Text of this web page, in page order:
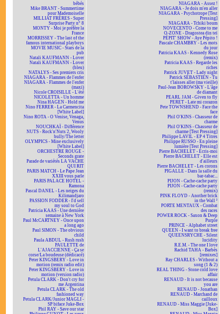
bébés
Mike BRANT - Summertime
pour Mademoiselle
MILLIAT FRÈRES - Super
Surprise Party n° 8
MONTY - Moi je préfère la
France
MORRISSEY - The last of the
famous international playboys
MOVIE MUSIC - Stars de la
pub
Natali KAUFMANN - Lover
Natali KAUFMANN - Lover
(bleu)
NATALYS - Ses premiers cris
NIAGARA - Flammes de l'enfer
NIAGARA - Flammes de l'enfer
(maxi)
Nicole CROISILLE - L'été
NICOLETTA - Un homme
Nina HAGEN - Hold me
Nino FERRER - La Carmencita
[White Label]
Nino ROTA - O Venise, Venaga,
Venus
NOUCHKAÏ - Différence
NUTS - Rock'n'Nuts 2, Wooly
bully/The letter
OLYMPICS - Mine exclusively
[White Label]
ORCHESTRE ROUGE -
Seconds grate
Parade de variétés LA VACHE
QUI RIT
PARIS MATCH - Le Pape Jean
XXIII vous parle
PARIS PALACE HOTEL -
Ramona
Pascal DANEL - Les neiges du
Kilimandjaro
PASSION FODDER - I'd sell
my soul to God
Patricia KAAS - Une dernière
semaine à New York
Paul McCARTNEY - Once upon
a long ago
Paul SIMON - The obvious
child
Paula ABDUL - Rush rush
PAULETTE de
L'AJACCIENNE - Ça se
corse/La boudeuse (dédicacé)
Peter KINGSBERY - Love in
motion (remix radio edit)
Peter KINGSBERY - Love in
motion (version radio)
Petula CLARK - Don't cry for
me Argentina
Petula CLARK - The old
fashioned way
Petula CLARK/Junior MAGLI -
SP biface Juke-Box
Phil RAY - Save our star
NIAGARA - Assez !
NIAGARA - Je dois m'en aller
NIAGARA - Psychotrope [Test
Pressing]
NIAGARA - Tchiki boum
NOVECENTO - Come to me
O-ZONE - Dragostea din teï
PÉPIT' SHOW - Aye Pépito !
Pascale CHAMBRY - Les mots
du jour
Patricia KAAS - Kennedy Rose
(remix)
Patricia KAAS - Regarde les
riches
Patrick JUVET - Lady night
Patrick SÉBASTIEN - Tu
t'laisses aller (ma vieille)
Paul-Jean BOROWSKY - L'âge
de diamant
PEARL JAM - Given to fly
PERET - Late mi corazon
Pete TOWNSHEND - Face the
face
Phil O'KINS - Chasseur de
charme
Phil O'KINS - Chasseur de
charme [Test Pressing]
Philippe LAVIL - EP 4 Titres
Philippe RUSSO - En pleine
lumière [Test Pressing]
Pierre BACHELET - Écris-moi
Pierre BACHELET - Elle est
d'ailleurs
Pierre BACHELET - Les corons
PIGALLE - Dans la salle du
bar-tabac...
PIJON - Cache-cache party
PIJON - Cache-cache party
(remix)
PINK FLOYD - Another brick
in the Wall ²
PORTE MENTAUX - Combat
des races
POWER ROCK - Saxon & Deep
Purple
PRINCE - Alphabet street
QUEEN - I want to break free
QUEENSRYCHE - Silent
lucidity
R.E.M. - The one I love
Rachid TAHA - Barbès
[remixes]
Ray CHARLES - Without a
song (1 & 2)
REAL THING - Stone cold love
affair
RENAUD - It is not because
you are
RENAUD - Jonathan
RENAUD - Marchand de
cailloux
RENAUD - Miss Maggie [Juke-
Box]